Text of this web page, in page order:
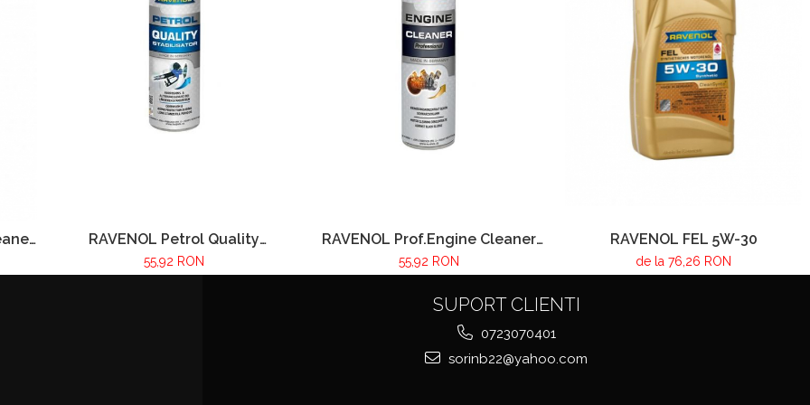
RAVENOL Petrol Quality
Stabilisator 300ml
55,92 RON
RAVENOL Prof.Engine Cleaner
300ml
55,92 RON
RAVENOL FEL 5W-30
de la 76,26 RON
SUPORT CLIENTI
0723070401
sorinb22@yahoo.com